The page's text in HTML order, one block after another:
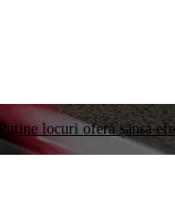
Puține locuri oferă șansa